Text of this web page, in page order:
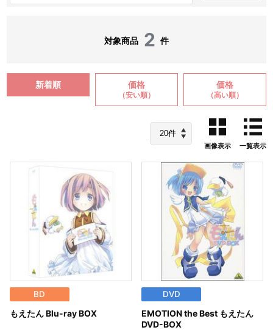
対象商品 2 件
新着順 価格
（安い順）
価格
（高い順）
画像表示 一覧表示
BD
もえたん Blu-ray BOX
DVD
EMOTION the Best もえたん
DVD-BOX